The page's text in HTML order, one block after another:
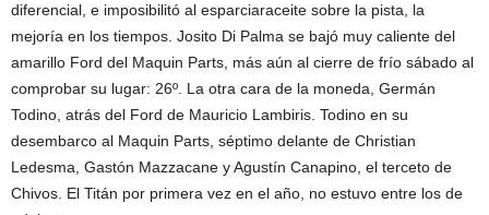
diferencial, e imposibilitó al esparciaraceite sobre la pista, la
mejoría en los tiempos. Josito Di Palma se bajó muy caliente del
amarillo Ford del Maquin Parts, más aún al cierre de frío sábado al
comprobar su lugar: 26º. La otra cara de la moneda, Germán
Todino, atrás del Ford de Mauricio Lambiris. Todino en su
desembarco al Maquin Parts, séptimo delante de Christian
Ledesma, Gastón Mazzacane y Agustín Canapino, el terceto de
Chivos. El Titán por primera vez en el año, no estuvo entre los de